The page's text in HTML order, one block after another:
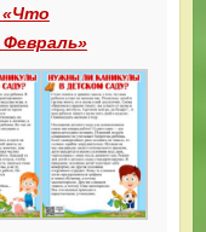
«Что
Февраль»